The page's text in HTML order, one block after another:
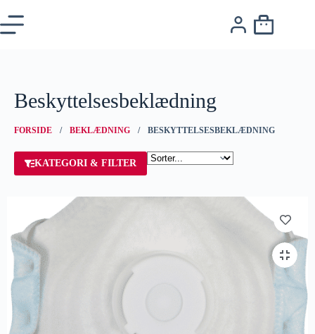
Beskyttelsesbeklædning
FORSIDE / BEKLÆDNING / BESKYTTELSESBEKLÆDNING
KATEGORI & FILTER